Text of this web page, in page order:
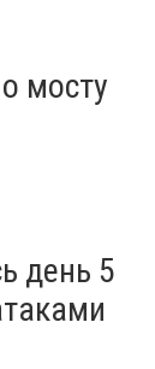
мосту
день 5